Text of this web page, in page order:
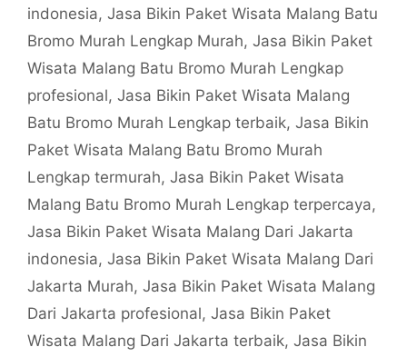
indonesia, Jasa Bikin Paket Wisata Malang Batu
Bromo Murah Lengkap Murah, Jasa Bikin Paket
Wisata Malang Batu Bromo Murah Lengkap
profesional, Jasa Bikin Paket Wisata Malang
Batu Bromo Murah Lengkap terbaik, Jasa Bikin
Paket Wisata Malang Batu Bromo Murah
Lengkap termurah, Jasa Bikin Paket Wisata
Malang Batu Bromo Murah Lengkap terpercaya,
Jasa Bikin Paket Wisata Malang Dari Jakarta
indonesia, Jasa Bikin Paket Wisata Malang Dari
Jakarta Murah, Jasa Bikin Paket Wisata Malang
Dari Jakarta profesional, Jasa Bikin Paket
Wisata Malang Dari Jakarta terbaik, Jasa Bikin